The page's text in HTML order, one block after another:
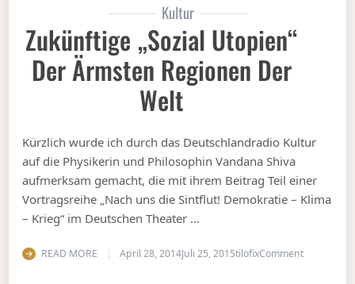
Kultur
Zukünftige „Sozial Utopien“
Der Ärmsten Regionen Der
Welt
Kürzlich wurde ich durch das Deutschlandradio Kultur
auf die Physikerin und Philosophin Vandana Shiva
aufmerksam gemacht, die mit ihrem Beitrag Teil einer
Vortragsreihe „Nach uns die Sintflut! Demokratie – Klima
– Krieg“ im Deutschen Theater …
READ MORE April 28, 2014Juli 25, 2015tilofixCommenton